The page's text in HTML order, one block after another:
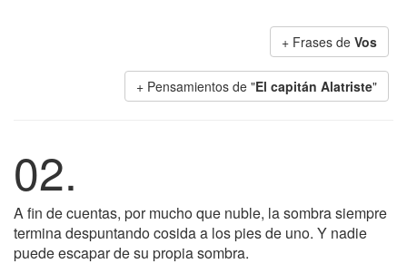
+ Frases de Vos
+ Pensamientos de "El capitán Alatriste"
02.
A fin de cuentas, por mucho que nuble, la sombra siempre
termina despuntando cosida a los pies de uno. Y nadie
puede escapar de su propia sombra.